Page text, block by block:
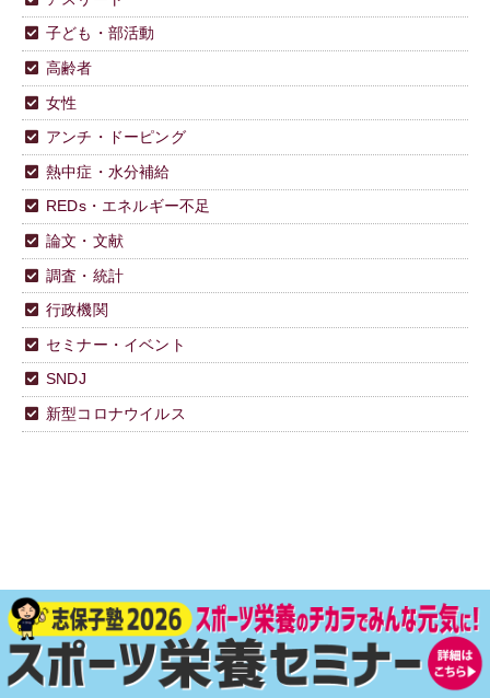
子ども・部活動
高齢者
女性
アンチ・ドーピング
熱中症・水分補給
REDs・エネルギー不足
論文・文献
調査・統計
行政機関
セミナー・イベント
SNDJ
新型コロナウイルス